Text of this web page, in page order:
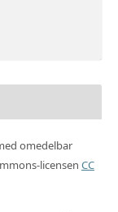
omedelbar
licensen CC